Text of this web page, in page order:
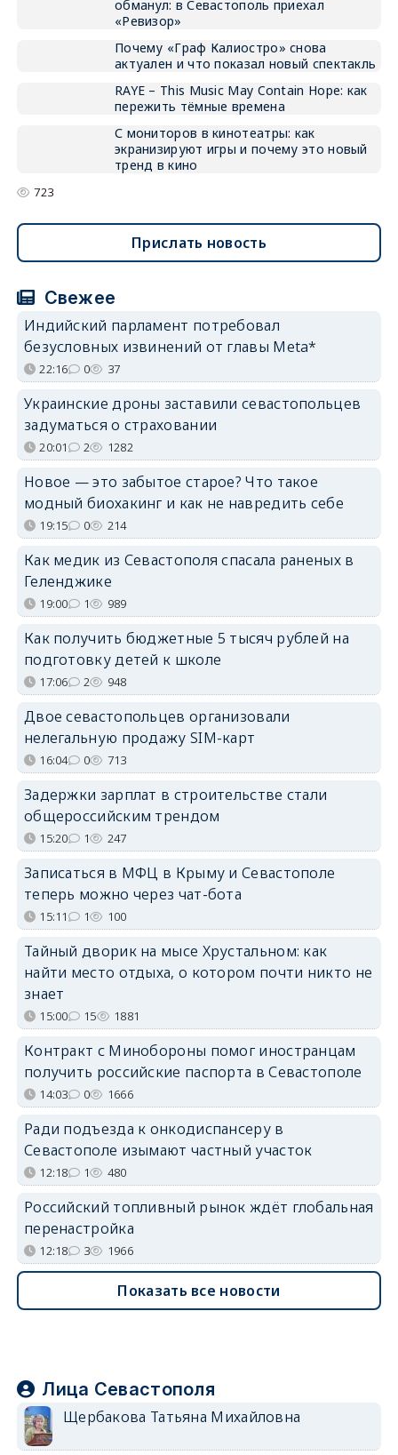
обманул: в Севастополь приехал
«Ревизор»
Почему «Граф Калиостро» снова
актуален и что показал новый спектакль
RAYE – This Music May Contain Hope: как
пережить тёмные времена
С мониторов в кинотеатры: как
экранизируют игры и почему это новый
тренд в кино
723
Прислать новость
Свежее
Индийский парламент потребовал
безусловных извинений от главы Meta*
22:16 0 37
Украинские дроны заставили севастопольцев
задуматься о страховании
20:01 2 1282
Новое — это забытое старое? Что такое
модный биохакинг и как не навредить себе
19:15 0 214
Как медик из Севастополя спасала раненых в
Геленджике
19:00 1 989
Как получить бюджетные 5 тысяч рублей на
подготовку детей к школе
17:06 2 948
Двое севастопольцев организовали
нелегальную продажу SIM-карт
16:04 0 713
Задержки зарплат в строительстве стали
общероссийским трендом
15:20 1 247
Записаться в МФЦ в Крыму и Севастополе
теперь можно через чат-бота
15:11 1 100
Тайный дворик на мысе Хрустальном: как
найти место отдыха, о котором почти никто не
знает
15:00 15 1881
Контракт с Минобороны помог иностранцам
получить российские паспорта в Севастополе
14:03 0 1666
Ради подъезда к онкодиспансеру в
Севастополе изымают частный участок
12:18 1 480
Российский топливный рынок ждёт глобальная
перенастройка
12:18 3 1966
Показать все новости
Лица Севастополя
Щербакова Татьяна Михайловна